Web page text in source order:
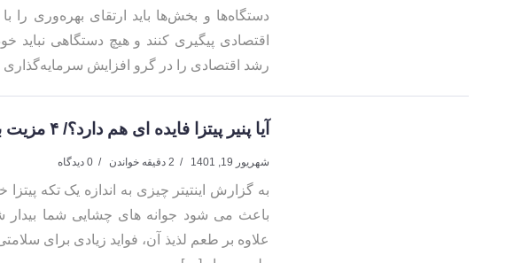
دستگاه‌ها و بخش‌ها باید ارتقای بهره‌وری
اقتصادی پیگیری کنند و هیچ دستگاهی نباید
رشد اقتصادی را در گرو افزایش
آیا پنیر پیتزا فایده ای هم دارد؟/ ۴ مزیت باورنکردنی پنیر پیتزا را در اینجا بخوانید
شهریور 19, 1401 2 دقیقه خواندن 0 دیدگاه
به گزارش اینتیتر چیزی به اندازه یک تکه
باعث می شود جوانه های چشایی شما بیدار